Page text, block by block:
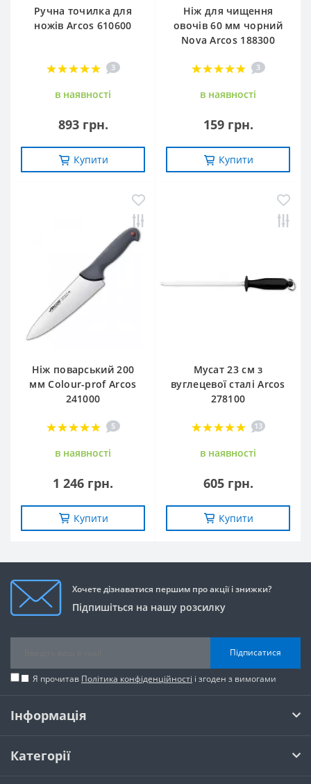
Ручна точилка для
ножів Arcos 610600
3
в наявностi
893 грн.
Купити
Ніж для чищення
овочів 60 мм чорний
Nova Arcos 188300
3
в наявностi
159 грн.
Купити
Ніж поварський 200
мм Сolour-prof Arcos
241000
5
в наявностi
1 246 грн.
Купити
Мусат 23 см з
вуглецевої сталі Arcos
278100
13
в наявностi
605 грн.
Купити
Хочете дізнаватися першим про акції і знижки?
Підпишіться на нашу розсилку
Підписатися
Я прочитав Політика конфіденційності і згоден з вимогами
Інформація
Категорії